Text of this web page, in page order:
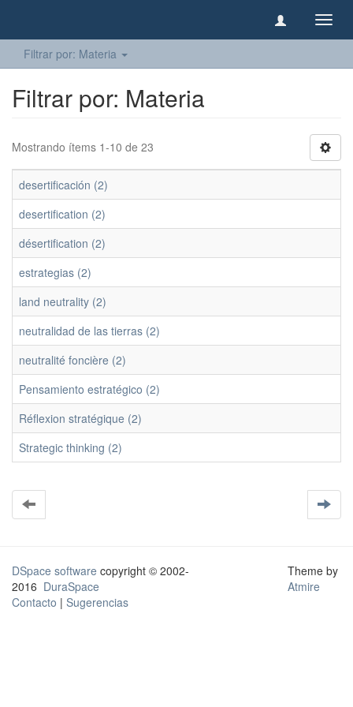
Filtrar por: Materia
Filtrar por: Materia
Mostrando ítems 1-10 de 23
desertificación (2)
desertification (2)
désertification (2)
estrategias (2)
land neutrality (2)
neutralidad de las tierras (2)
neutralité foncière (2)
Pensamiento estratégico (2)
Réflexion stratégique (2)
Strategic thinking (2)
DSpace software copyright © 2002-
2016 DuraSpace
Contacto | Sugerencias
Theme by
Atmire